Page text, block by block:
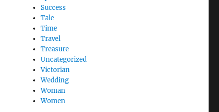
Success
Tale
Time
Travel
Treasure
Uncategorized
Victorian
Wedding
Woman
Women